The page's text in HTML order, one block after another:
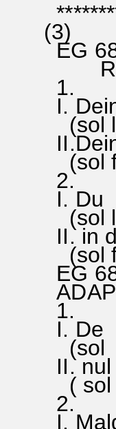
(3)
EG
1.
I.
(sol
(sol
2.
I. Du
(sol
II. in
(sol
EG
1.
I. De
(sol
II. nul
( sol
2.
I.